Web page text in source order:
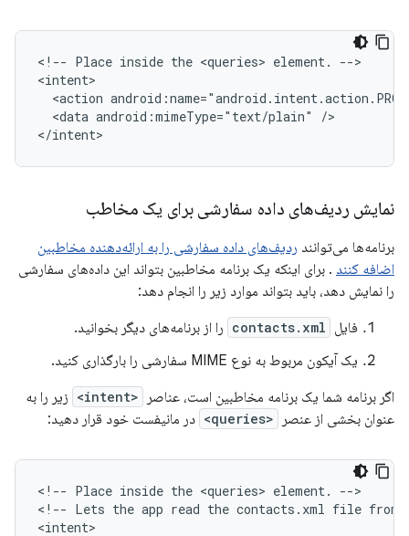
<!-- Place inside the <queries> element.
-->
<action
<data android:mimeType="text/plain"
/>
</intent>
نمایش ردیف‌های داده سفارشی برای یک مخاطب
برنامه‌ها می‌توانند ردیف‌های داده سفارشی را به ارائه‌دهنده مخاطبین
اضافه کنند . برای اینکه یک برنامه مخاطبین بتواند این داده‌های سفارشی
را نمایش دهد، باید بتواند موارد زیر را انجام دهد:
فایل contacts.xml را از برنامه‌های دیگر بخوانید.
یک آیکون مربوط به نوع MIME سفارشی را بارگذاری کنید.
اگر برنامه شما یک برنامه مخاطبین است، عناصر
<intent>
زیر را به
عنوان بخشی از عنصر
<queries> در مانیفست خود قرار دهید:
<!-- Place inside the <queries> element.
-->
<!-- Lets the app read the contacts.xml file from